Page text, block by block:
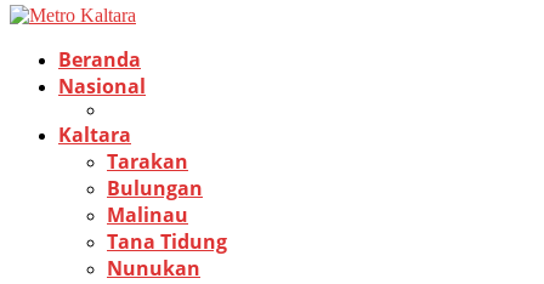
Beranda
Nasional
Kaltara
Tarakan
Bulungan
Malinau
Tana Tidung
Nunukan